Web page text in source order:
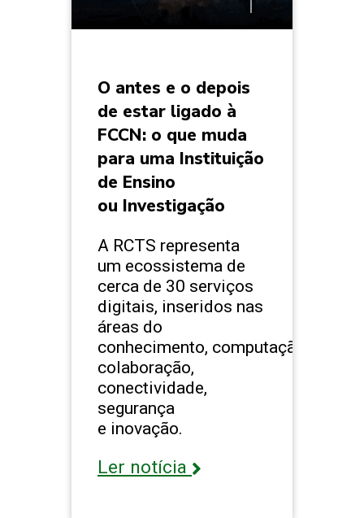
O antes e o depois
de estar ligado à
FCCN: o que muda
para uma Instituição
de Ensino
ou Investigação
A RCTS representa
um ecossistema de
cerca de 30 serviços
digitais, inseridos nas
áreas do
conhecimento, computação,
colaboração,
conectividade,
segurança
e inovação.
Ler notícia